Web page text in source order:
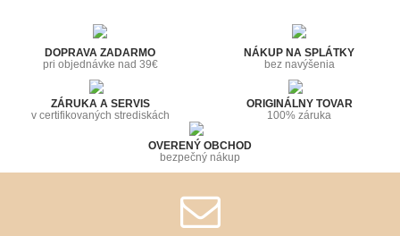
DOPRAVA ZADARMO
pri objednávke nad 39€
NÁKUP NA SPLÁTKY
bez navýšenia
ZÁRUKA A SERVIS
v certifikovaných strediskách
ORIGINÁLNY TOVAR
100% záruka
OVERENÝ OBCHOD
bezpečný nákup